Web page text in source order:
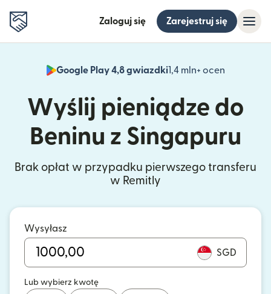
Zaloguj się Zarejestruj się
Google Play 4,8 gwiazdki1,4 mln+ ocen
(otwiera
Wyślij pieniądze do
Beninu z Singapuru
Brak opłat w przypadku pierwszego transferu
w Remitly
Wysyłasz
SGD
Lub wybierz kwotę